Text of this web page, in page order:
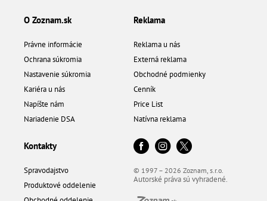
O Zoznam.sk
Právne informácie
Ochrana súkromia
Nastavenie súkromia
Kariéra u nás
Napíšte nám
Nariadenie DSA
Reklama
Reklama u nás
Externá reklama
Obchodné podmienky
Cenník
Price List
Natívna reklama
Kontakty
Spravodajstvo
Produktové oddelenie
© 1997 – 2026 Zoznam, s.r.o.
Autorské práva sú vyhradené.